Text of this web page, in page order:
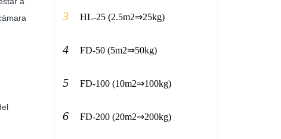
3 HL-25 (2.5m2⇒25kg)
4 FD-50 (5m2⇒50kg)
5 FD-100 (10m2⇒100kg)
6 FD-200 (20m2⇒200kg)